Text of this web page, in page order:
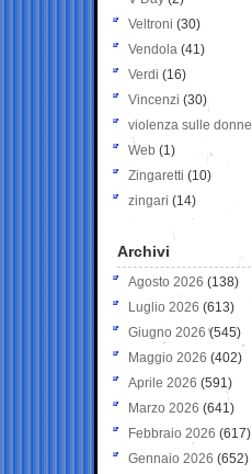
Veltroni (30)
Vendola (41)
Verdi (16)
Vincenzi (30)
violenza sulle donne
Web (1)
Zingaretti (10)
zingari (14)
Archivi
Agosto 2026 (138)
Luglio 2026 (613)
Giugno 2026 (545)
Maggio 2026 (402)
Aprile 2026 (591)
Marzo 2026 (641)
Febbraio 2026 (617)
Gennaio 2026 (652)